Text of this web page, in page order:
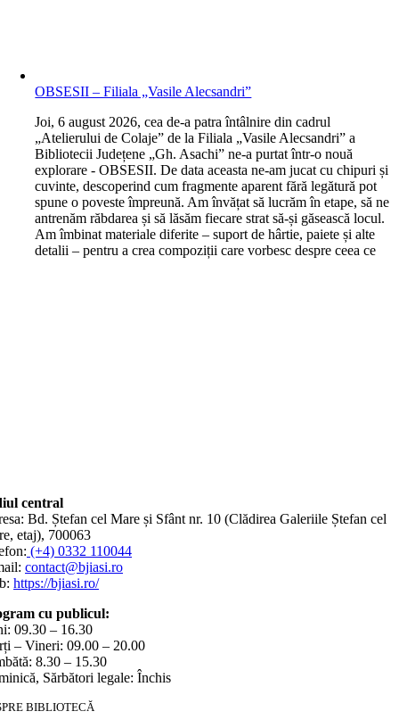
OBSESII – Filiala „Vasile Alecsandri”
Joi, 6 august 2026, cea de-a patra întâlnire din cadrul
„Atelierului de Colaje” de la Filiala „Vasile Alecsandri” a
Bibliotecii Județene „Gh. Asachi” ne-a purtat într-o nouă
explorare - OBSESII. De data aceasta ne-am jucat cu chipuri și
cuvinte, descoperind cum fragmente aparent fără legătură pot
spune o poveste împreună. Am învățat să lucrăm în etape, să ne
antrenăm răbdarea și să lăsăm fiecare strat să-și găsească locul.
Am îmbinat materiale diferite – suport de hârtie, paiete și alte
detalii – pentru a crea compoziții care vorbesc despre ceea ce
central
Bd. Ștefan cel Mare și Sfânt nr. 10 (Clădirea Galeriile Ștefan cel
etaj), 700063
(+4) 0332 110044
contact@bjiasi.ro
https://bjiasi.ro/
cu publicul:
09.30 – 16.30
– Vineri: 09.00 – 20.00
8.30 – 15.30
Sărbători legale: Închis
BIBLIOTECĂ